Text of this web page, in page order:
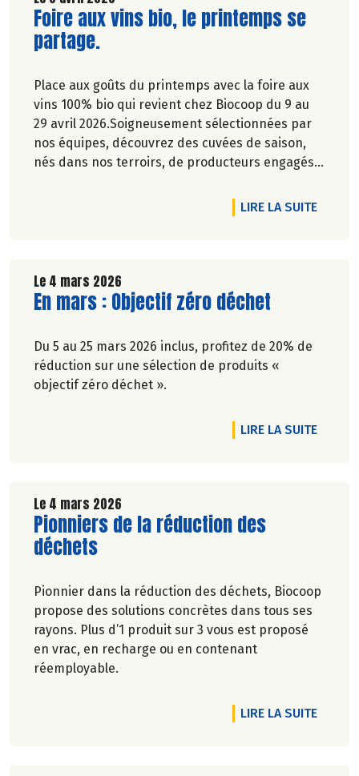
Lire la suite de l'article
Foire aux vins bio, le printemps se
partage.
Place aux goûts du printemps avec la foire aux
vins 100% bio qui revient chez Biocoop du 9 au
29 avril 2026.Soigneusement sélectionnées par
nos équipes, découvrez des cuvées de saison,
nés dans nos terroirs, de producteurs engagés
LIRE LA SUITEDE
Le 4 mars 2026
Lire la suite de l'article
En mars : Objectif zéro déchet
Du 5 au 25 mars 2026 inclus, profitez de 20% de
réduction sur une sélection de produits «
objectif zéro déchet ».
LIRE LA SUITEDE
Le 4 mars 2026
Lire la suite de l'article
Pionniers de la réduction des
déchets
Pionnier dans la réduction des déchets, Biocoop
propose des solutions concrètes dans tous ses
rayons. Plus d’1 produit sur 3 vous est proposé
en vrac, en recharge ou en contenant
réemployable.
LIRE LA SUITEDE